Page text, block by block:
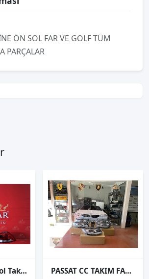
ÖN SOL FAR VE GOLF TÜM
PARÇALAR
Vw Golf 7 Sağ Sol Takim Set Stop PASSAT CC TAKIM FAR SIFIR DOLU